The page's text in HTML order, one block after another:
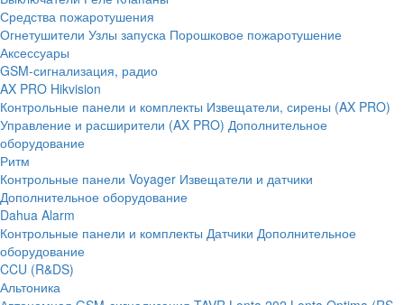
Средства пожаротушения
Огнетушители Узлы запуска Порошковое пожаротушение
Аксессуары
GSM-сигнализация, радио
AX PRO Hikvision
Контрольные панели и комплекты Извещатели, сирены (AX PRO)
Управление и расширители (AX PRO) Дополнительное
оборудование
Ритм
Контрольные панели Voyager Извещатели и датчики
Дополнительное оборудование
Dahua Alarm
Контрольные панели и комплекты Датчики Дополнительное
оборудование
CCU (R&DS)
Альтоника